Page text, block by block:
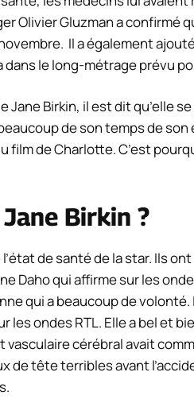
Olivier Gluzman a confirmé
Il a également
le long-métrage prévu
Jane Birkin, il est dit qu’elle
de son temps de son
film de Charlotte. C’est
Birkin ?
de santé de la star. Ils
Daho qui affirme sur les
qui a beaucoup de volonté.
ondes RTL. Elle a bel et
cérébral avait
de tête terribles avant